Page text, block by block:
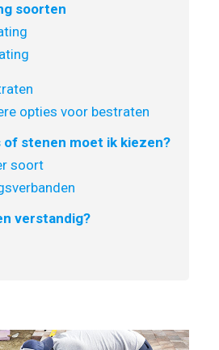
soorten
opties voor bestraten
of stenen moet ik kiezen?
soort
verstandig?